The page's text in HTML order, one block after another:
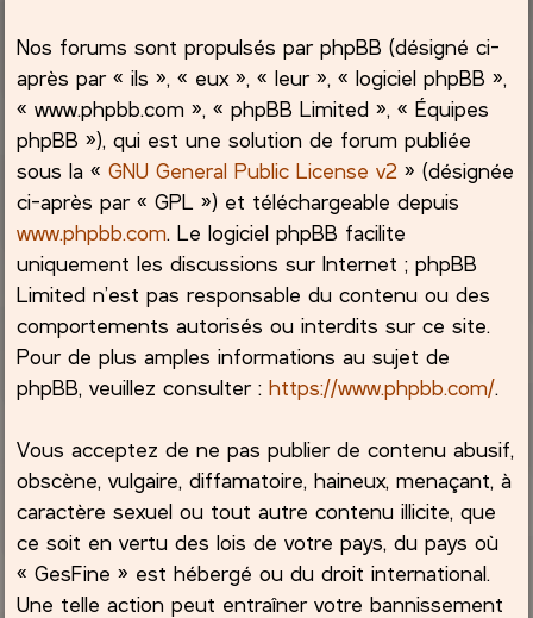
Nos forums sont propulsés par phpBB (désigné ci-
après par « ils », « eux », « leur », « logiciel phpBB »,
« www.phpbb.com », « phpBB Limited », « Équipes
phpBB »), qui est une solution de forum publiée
sous la «GNU General Public License v2 » (désignée
ci-après par « GPL ») et téléchargeable depuis
www.phpbb.com. Le logiciel phpBB facilite
uniquement les discussions sur Internet ; phpBB
Limited n’est pas responsable du contenu ou des
comportements autorisés ou interdits sur ce site.
Pour de plus amples informations au sujet de
phpBB, veuillez consulter :https://www.phpbb.com/.
Vous acceptez de ne pas publier de contenu abusif,
obscène, vulgaire, diffamatoire, haineux, menaçant, à
caractère sexuel ou tout autre contenu illicite, que
ce soit en vertu des lois de votre pays, du pays où
« GesFine » est hébergé ou du droit international.
Une telle action peut entraîner votre bannissement